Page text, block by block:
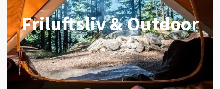
Friluftsliv & Outdoor